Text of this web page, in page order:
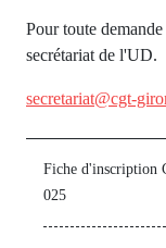
Pour toute
secrétariat de l'UD.
secretariat@cgt-
Fiche d'inscription
025